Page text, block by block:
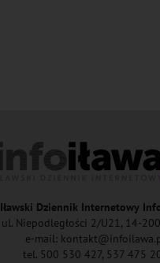
Iławski Dziennik Internetowy
ul. Niepodległości 2/U21, 14-
e-mail:
tel. 500 530 427, 537 475